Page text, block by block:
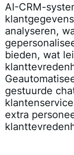
AI-CRM-
analyseren,
bieden, wat
gestuurde
extra